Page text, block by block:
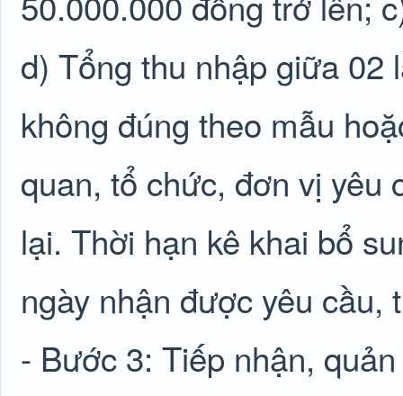
d) Tổng thu nhập giữa 02
không đúng theo mẫu
quan, tổ chức, đơn vị yêu
lại. Thời hạn kê khai bổ
ngày nhận được yêu
- Bước 3: Tiếp nhận,